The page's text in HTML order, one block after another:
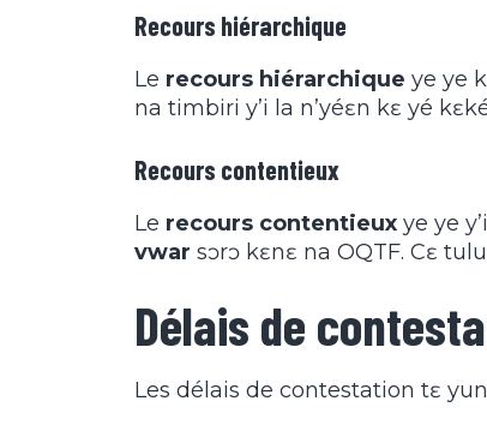
Recours hiérarchique
Le recours hiérarchique ye ye
na timbiri y’i la n’yéɛn kɛ yé
Recours contentieux
Le recours contentieux ye ye
vwar sɔrɔ kɛnɛ na OQTF. Cɛ
Délais de
Les délais de contestation tɛ yun